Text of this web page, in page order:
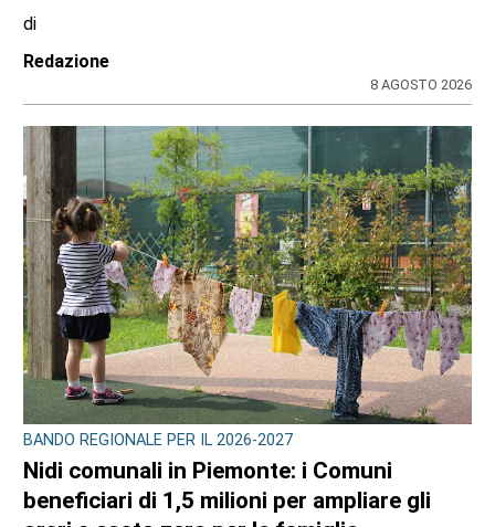
di
Redazione CRP
CONSIGLIO REGIONALE
Ambiente e conti pubblici al centro
dell’attività questa settimana in Consiglio